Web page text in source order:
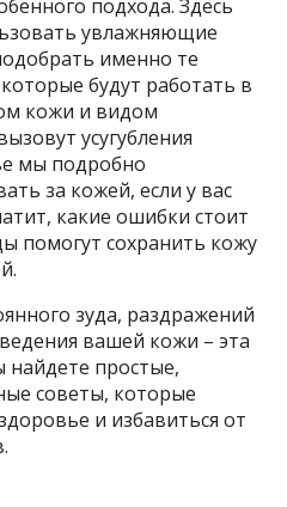
подхода. Здесь
увлажняющие
именно те
будут работать в
кожи и видом
усугубления
мы подробно
за кожей, если у вас
какие ошибки стоит
помогут сохранить кожу
зуда, раздражений
вашей кожи – эта
найдете простые,
советы, которые
и избавиться от